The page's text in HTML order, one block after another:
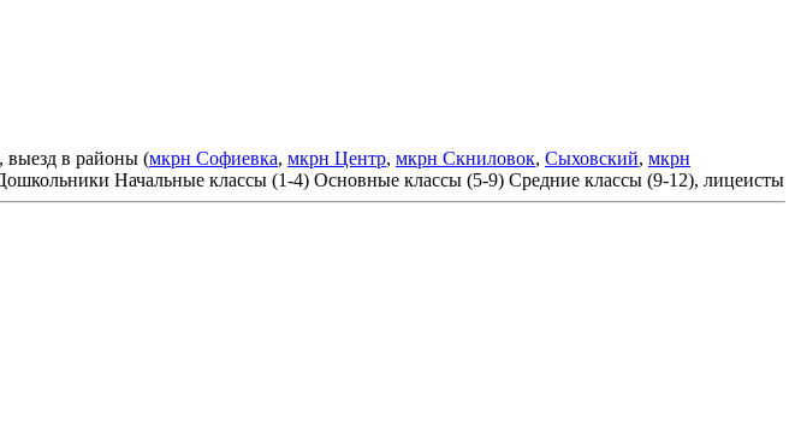
выезд в районы (мкрн Софиевка, мкрн Центр, мкрн Скниловок, Сыховский, мкрн
Начальные классы (1-4) Основные классы (5-9) Средние классы (9-12), лицеисты